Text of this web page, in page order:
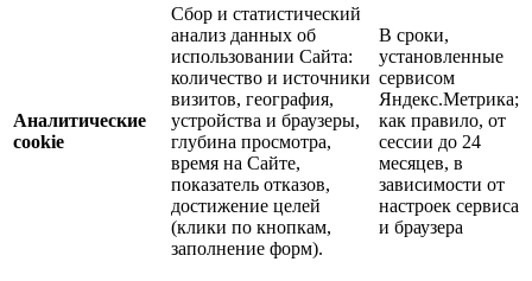
Аналитические
cookie
Сбор и статистический
анализ данных об
использовании Сайта:
количество и источники
визитов, география,
устройства и браузеры,
глубина просмотра,
время на Сайте,
показатель отказов,
достижение целей
(клики по кнопкам,
заполнение форм).
В сроки,
установленные
сервисом
Яндекс.Метрика;
как правило, от
сессии до 24
месяцев, в
зависимости от
настроек сервиса
и браузера